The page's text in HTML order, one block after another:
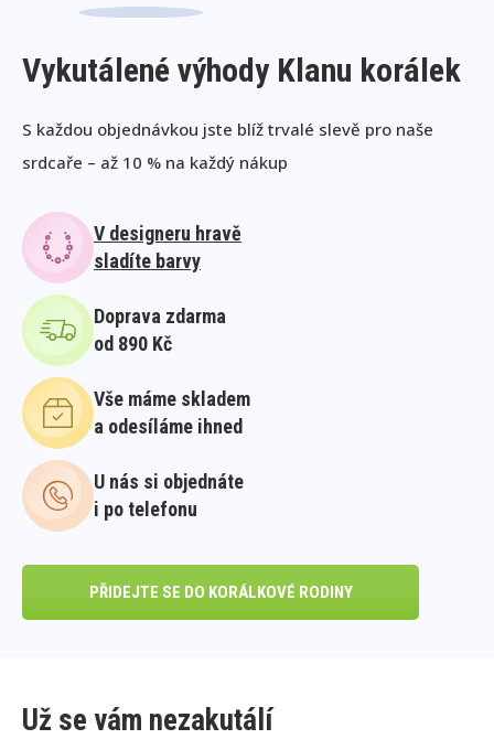
Vykutálené výhody Klanu korálek
S každou objednávkou jste blíž trvalé slevě pro naše
srdcaře – až 10 % na každý nákup
V designeru hravě
sladíte barvy
Doprava zdarma
od 890 Kč
Vše máme skladem
a odesíláme ihned
U nás si objednáte
i po telefonu
PŘIDEJTE SE DO KORÁLKOVÉ RODINY
Už se vám nezakutálí